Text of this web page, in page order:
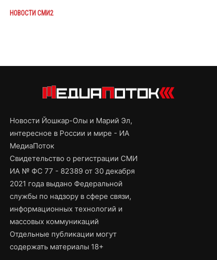
НОВОСТИ СМИ2
Новости Йошкар-Олы и Марий Эл,
интересное в России и мире - ИА
МедиаПоток
Свидетельство о регистрации СМИ
ИА № ФС 77 - 82389 от 30 декабря
2021 года выдано Федеральной
службы по надзору в сфере связи,
информационных технологий и
массовых коммуникаций
Отдельные публикации могут
содержать материалы 18+